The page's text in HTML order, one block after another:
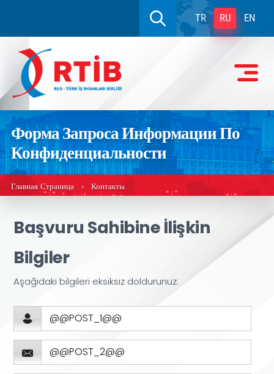
TR RU EN
Форма Запроса Информации По
Конфиденциальности
Главная Страница › Контакты
Başvuru Sahibine İlişkin
Bilgiler
Aşağıdaki bilgileri eksiksiz doldurunuz: